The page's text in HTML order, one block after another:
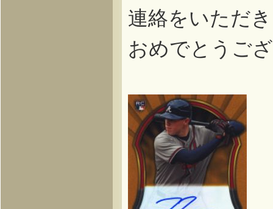
連絡をいただ
おめでとうご